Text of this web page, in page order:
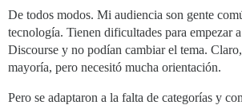
De todos modos. Mi audiencia son gente
tecnología. Tienen dificultades para empezar
Discourse y no podían cambiar el tema.
mayoría, pero necesitó mucha orientación.
Pero se adaptaron a la falta de categorías y